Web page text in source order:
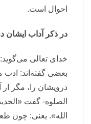
احوال است.
در ذکر آداب ایشان
خدای تعالی می‌گوید:
بعضی گفته‌اند: ادب
درویشان را، مگر
الصلوه- گفت
الله». یعنی: چون